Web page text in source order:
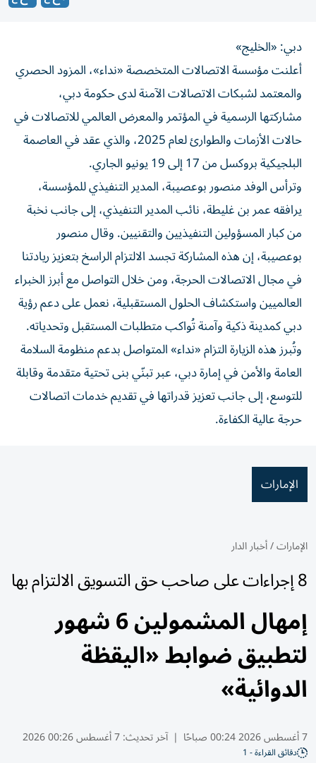
دبي: «الخليج»
أعلنت مؤسسة الاتصالات المتخصصة «نداء»، المزود الحصري
والمعتمد لشبكات الاتصالات الآمنة لدى حكومة دبي،
مشاركتها الرسمية في المؤتمر والمعرض العالمي للاتصالات في
حالات الأزمات والطوارئ لعام 2025، والذي عقد في العاصمة
البلجيكية بروكسل من 17 إلى 19 يونيو الجاري.
وترأس الوفد منصور بوعصيبة، المدير التنفيذي للمؤسسة،
يرافقه عمر بن غليطة، نائب المدير التنفيذي، إلى جانب نخبة
من كبار المسؤولين التنفيذيين والتقنيين. وقال منصور
بوعصيبة، إن هذه المشاركة تجسد الالتزام الراسخ بتعزيز ريادتنا
في مجال الاتصالات الحرجة، ومن خلال التواصل مع أبرز الخبراء
العالميين واستكشاف الحلول المستقبلية، نعمل على دعم رؤية
دبي كمدينة ذكية وآمنة تُواكب متطلبات المستقبل وتحدياته.
وتُبرز هذه الزيارة التزام «نداء» المتواصل بدعم منظومة السلامة
العامة والأمن في إمارة دبي، عبر تبنّي بنى تحتية متقدمة وقابلة
للتوسع، إلى جانب تعزيز قدراتها في تقديم خدمات اتصالات
حرجة عالية الكفاءة.
الإمارات
الإمارات/أخبار الدار
8 إجراءات على صاحب حق التسويق الالتزام بها
إمهال المشمولين 6 شهور
لتطبيق ضوابط «اليقظة
الدوائية»
7 أغسطس 2026 00:24 صباحًا | آخر تحديث:7 أغسطس 00:26 2026
دقائق القراءة - 1